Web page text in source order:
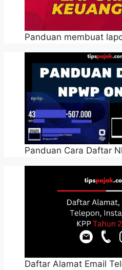
Panduan membuat
Panduan Cara Daftar
Daftar Alamat Email